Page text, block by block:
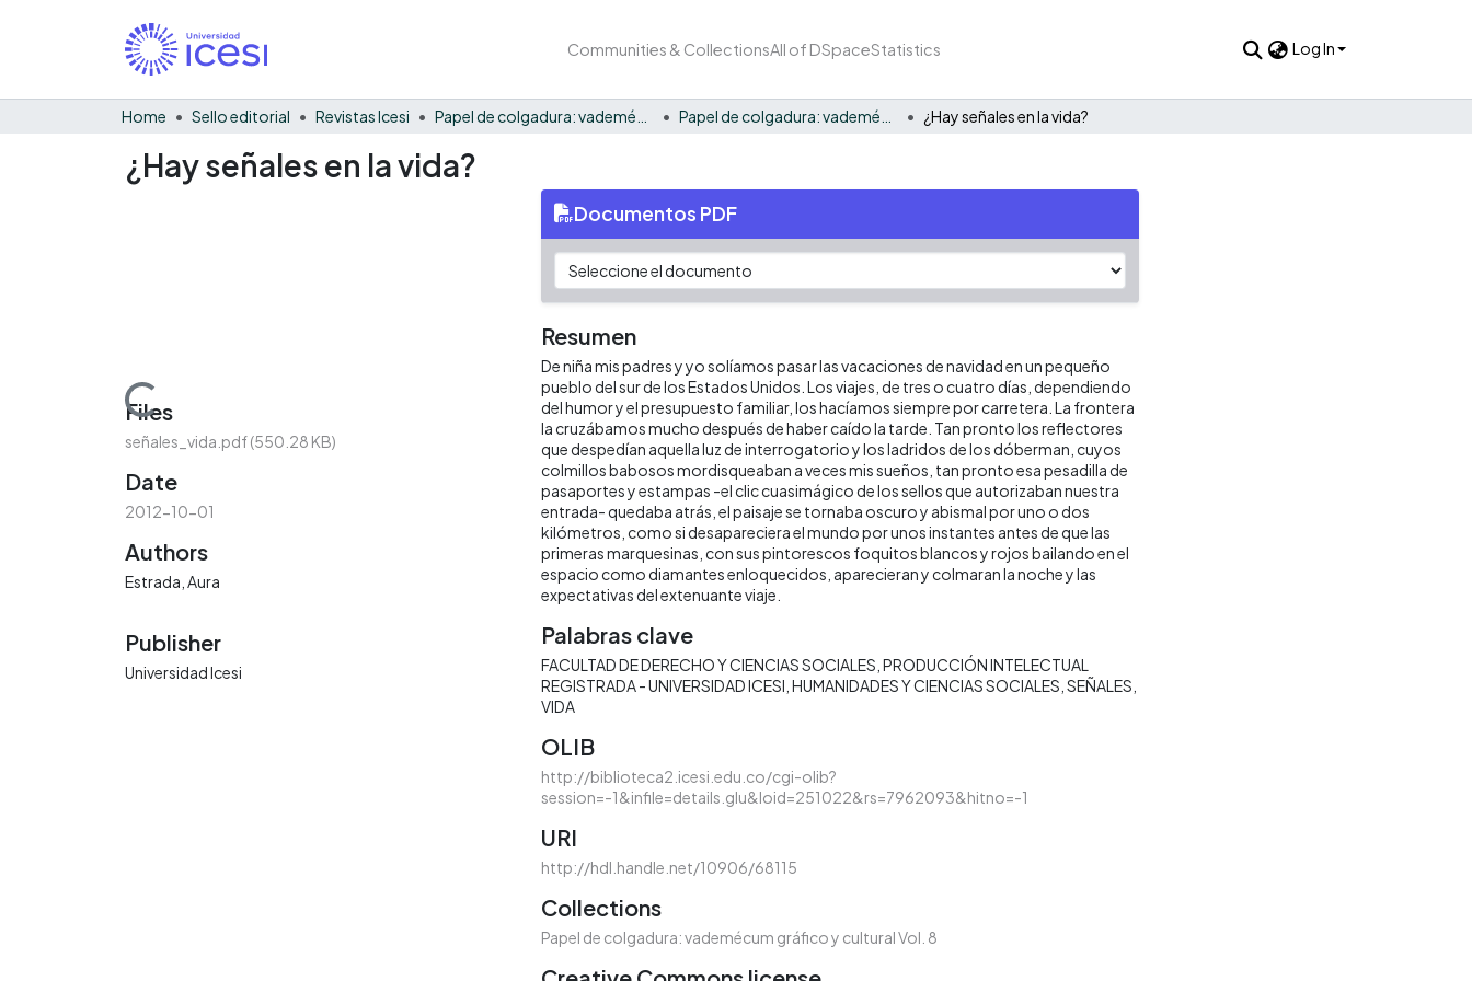
Communities & CollectionsAll of DSpaceStatistics Log In
Home Sello editorial Revistas Icesi ¿Hay señales en la vida?
¿Hay señales en la vida?
Loading...
Files
señales_vida.pdf(550.28 KB)
Date
2012-10-01
Authors
Estrada, Aura
Publisher
Universidad Icesi
Documentos PDF
Resumen
De niña mis padres y yo solíamos pasar las vacaciones de navidad en un pequeño
pueblo del sur de los Estados Unidos. Los viajes, de tres o cuatro días, dependiendo
del humor y el presupuesto familiar, los hacíamos siempre por carretera. La frontera
la cruzábamos mucho después de haber caído la tarde. Tan pronto los reflectores
que despedían aquella luz de interrogatorio y los ladridos de los dóberman, cuyos
colmillos babosos mordisqueaban a veces mis sueños, tan pronto esa pesadilla de
pasaportes y estampas -el clic cuasimágico de los sellos que autorizaban nuestra
entrada- quedaba atrás, el paisaje se tornaba oscuro y abismal por uno o dos
kilómetros, como si desapareciera el mundo por unos instantes antes de que las
primeras marquesinas, con sus pintorescos foquitos blancos y rojos bailando en el
espacio como diamantes enloquecidos, aparecieran y colmaran la noche y las
expectativas del extenuante viaje.
Palabras clave
FACULTAD DE DERECHO Y CIENCIAS SOCIALES PRODUCCIÓN INTELECTUAL
REGISTRADA - UNIVERSIDAD ICESI HUMANIDADES Y CIENCIAS SOCIALES SEÑALES
VIDA
OLIB
http://biblioteca2.icesi.edu.co/cgi-olib?
session=-1&infile=details.glu&loid=251022&rs=7962093&hitno=-1
URI
http://hdl.handle.net/10906/68115
Collections
Papel de colgadura: vademécum gráfico y cultural Vol. 8